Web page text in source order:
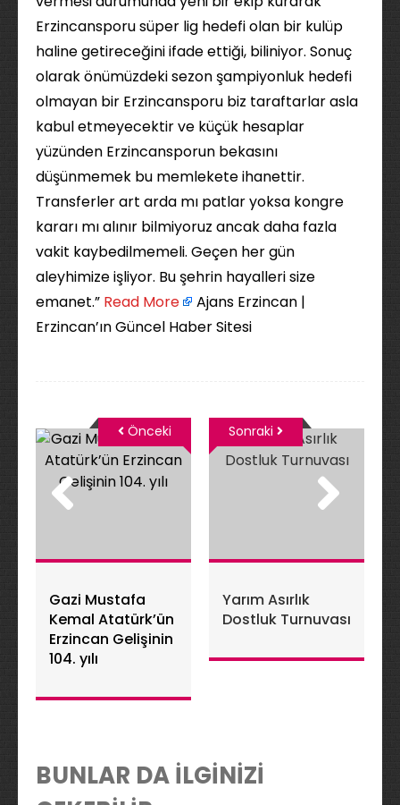
Erzincansporu süper lig hedefi olan bir kulüp
haline getireceğini ifade ettiği, biliniyor. Sonuç
olarak önümüzdeki sezon şampiyonluk hedefi
olmayan bir Erzincansporu biz taraftarlar asla
kabul etmeyecektir ve küçük hesaplar
yüzünden Erzincansporun bekasını
düşünmemek bu memlekete ihanettir.
Transferler art arda mı patlar yoksa kongre
kararı mı alınır bilmiyoruz ancak daha fazla
vakit kaybedilmemeli. Geçen her gün
aleyhimize işliyor. Bu şehrin hayalleri size
emanet.” ​ Read More
Ajans Erzincan |
Erzincan’ın Güncel Haber Sitesi
Gazi Mustafa
Kemal Atatürk’ün
Erzincan Gelişinin
104. yılı
Önceki
Yarım Asırlık
Dostluk Turnuvası
Sonraki
BUNLAR DA İLGİNİZİ